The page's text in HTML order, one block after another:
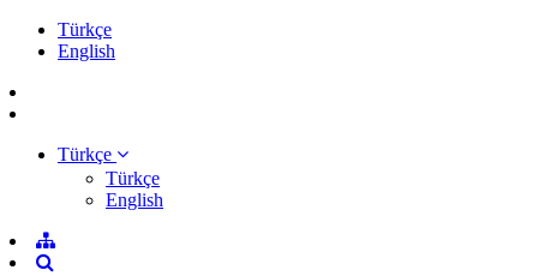
Türkçe
English
Türkçe
Türkçe
English